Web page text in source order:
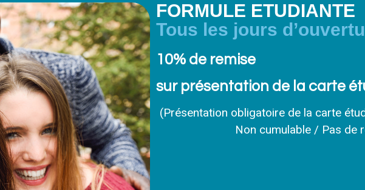
FORMULE ETUDIANTE
Tous les jours
10% de remise
sur présentation de la carte
(Présentation obligatoire de la carte
Non cumulable / Pas de